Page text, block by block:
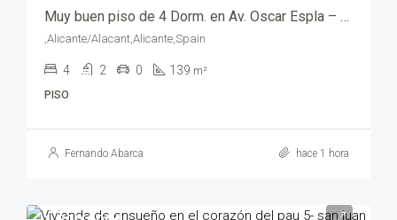
Muy buen piso de 4 Dorm. en Av. Oscar Espla – trm24025
,Alicante/Alacant,Alicante,Spain
4 2 0 139 m²
PISO
Fernando Abarca hace 1 hora